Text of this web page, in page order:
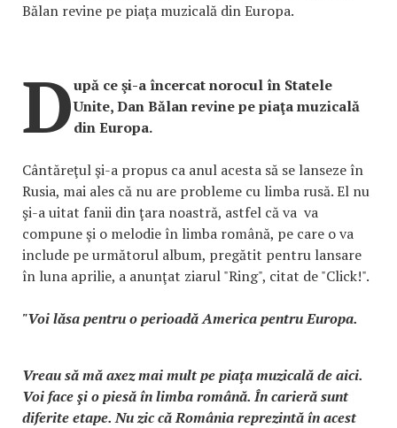
Bălan revine pe piaţa muzicală din Europa.
După ce şi-a încercat norocul în Statele
Unite, Dan Bălan revine pe piaţa muzicală
din Europa.
Cântăreţul şi-a propus ca anul acesta să se lanseze în
Rusia, mai ales că nu are probleme cu limba rusă. El nu
şi-a uitat fanii din ţara noastră, astfel că va va
compune şi o melodie în limba română, pe care o va
include pe următorul album, pregătit pentru lansare
în luna aprilie, a anunţat ziarul "Ring", citat de "Click!".
"Voi lăsa pentru o perioadă America pentru Europa.
Vreau să mă axez mai mult pe piaţa muzicală de aici.
Voi face şi o piesă în limba română. În carieră sunt
diferite etape. Nu zic că România reprezintă în acest